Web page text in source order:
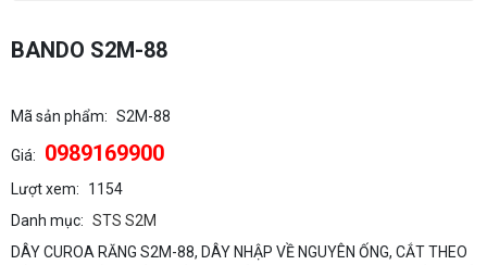
BANDO S2M-88
Mã sản phẩm: S2M-88
Giá: 0989169900
Lượt xem:
1154
Danh mục: STS S2M
DÂY CUROA RĂNG S2M-88, DÂY NHẬP VỀ NGUYÊN ỐNG, CẮT THEO